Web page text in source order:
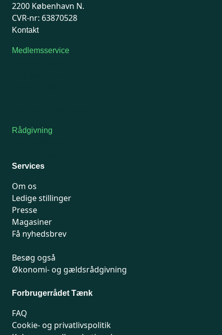
2200 København N.
CVR-nr: 63870528
Kontakt
Medlemsservice
Rådgivning
Services
Om os
Ledige stillinger
Presse
Magasiner
Få nyhedsbrev
Besøg også
Økonomi- og gældsrådgivning
Forbrugerrådet Tænk
FAQ
Cookie- og privatlivspolitik